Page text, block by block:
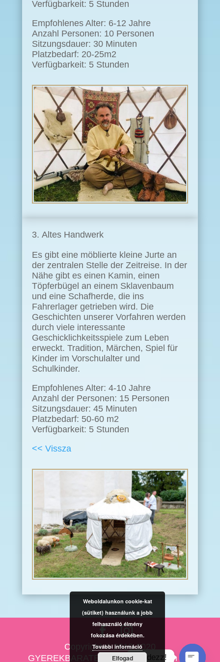
Verfügbarkeit: 5 Stunden
Empfohlenes Alter: 6-12 Jahre
Anzahl Personen: 10 Personen
Sitzungsdauer: 30 Minuten
Platzbedarf: 20-25m2
Verfügbarkeit: 5 Stunden
Altes Handwerk
Es gibt eine möblierte kleine Jurte an
der zentralen Stelle der Zeitreise. In der
Nähe gibt es einen Kamin, einen
Töpferbügel an einem Sklavenbaum
und eine Schafherde, die ins
Fahrerlager getrieben wird. Die
Geschichten unserer Vorfahren werden
durch viele interessante
Geschicklichkeitsspiele zum Leben
erweckt. Tradition, Märchen, Spiel für
Kinder im Vorschulalter und
Schulkinder.
Empfohlenes Alter: 4-10 Jahre
Anzahl der Personen: 15 Personen
Sitzungsdauer: 45 Minuten
Platzbedarf: 50-60 m2
Verfügbarkeit: 5 Stunden
<< Vissza
Copyright © 2010-2020
GYEREKBARATESKUVO.HU Minden jog
Weboldalunkon cookie-kat
(sütiket) használunk a jobb
felhasználó élmény
fokozása érdekében.
További információ
Elfogad Kérdezz!